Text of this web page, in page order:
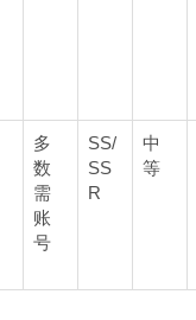
多
数
需
账
号
SS/
SS
R
中
等